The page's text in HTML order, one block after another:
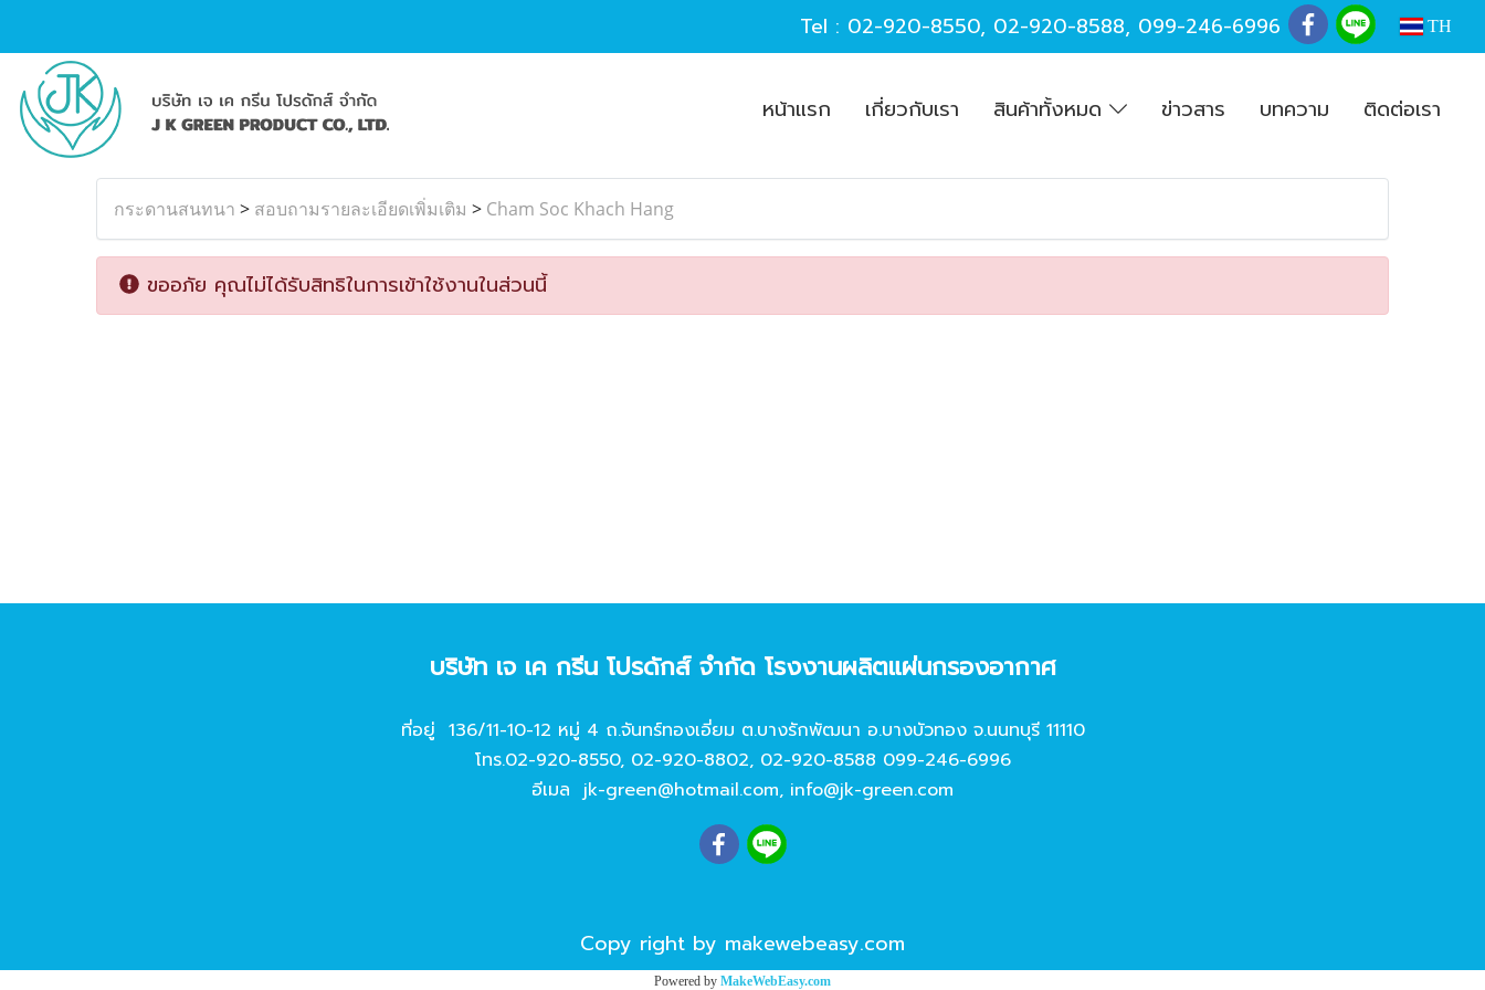
Tel : 02-920-8550, 02-920-8588, 099-246-6996 TH
หน้าแรก เกี่ยวกับเรา สินค้าทั้งหมด ข่าวสาร บทความ ติดต่อเรา
กระดานสนทนา > สอบถามรายละเอียดเพิ่มเติม > Cham Soc Khach Hang
ขออภัย คุณไม่ได้รับสิทธิในการเข้าใช้งานในส่วนนี้
บริษัท เจ เค กรีน โปรดักส์ จํากัด โรงงานผลิตแผ่นกรองอากาศ
ที่อยู่ 136/11-10-12 หมู่ 4 ถ.จันทร์ทองเอี่ยม ต.บางรักพัฒนา อ.บางบัวทอง จ.นนทบุรี 11110
โทร.02-920-8550, 02-920-8802, 02-920-8588 099-246-6996
อีเมล jk-green@hotmail.com, info@jk-green.com
Copy right by makewebeasy.com
Powered by MakeWebEasy.com